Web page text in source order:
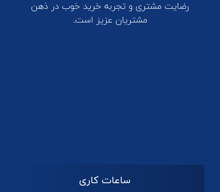
رضایت مشتری و تجربه خرید خوب در ذهن
مشتریان عزیز است.
ساعات کاری